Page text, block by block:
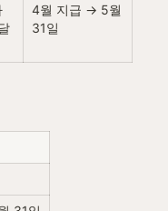
4월 지급 → 5월
31일